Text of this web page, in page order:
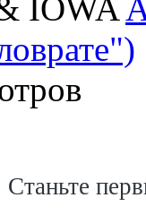
IOWA
Станьте